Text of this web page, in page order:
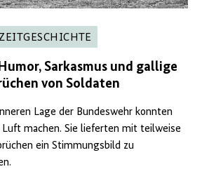
Sarkasmus und gallige
von Soldaten
Lage der Bundeswehr konnten
machen. Sie lieferten mit teilweise
ein Stimmungsbild zu